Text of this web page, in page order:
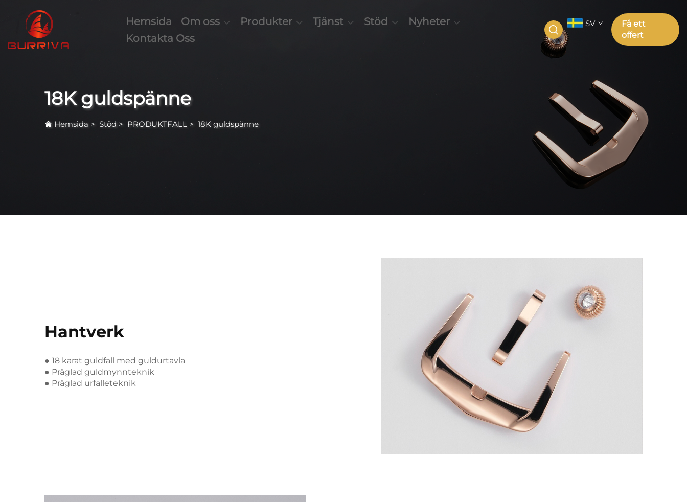
Hemsida Om oss Produkter Tjänst Stöd
Nyheter
Kontakta Oss
SV
Få ett
offert
18K guldspänne
Hemsida > Stöd > PRODUKTFALL > 18K guldspänne
Hantverk
● 18 karat guldfall med guldurtavla
● Präglad guldmynnteknik
● Präglad urfalleteknik